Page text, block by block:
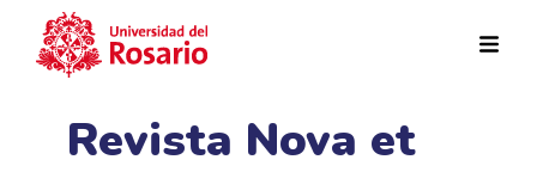
Revista Nova et